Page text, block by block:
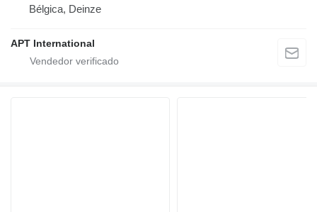
Bélgica, Deinze
APT International